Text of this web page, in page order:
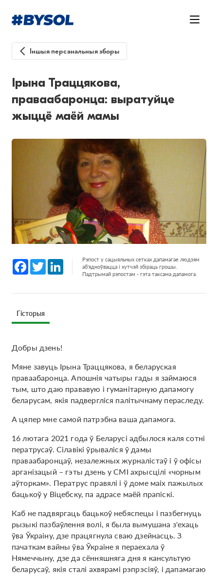
Іншыя персанальныя зборы
Ірына Траццякова,
праваабаронца: выратуйце
жыццё маёй мамы
Facebook
Twitter LinkedInРэпост у сацыяльных сетках дапамагае людзям
аб'ядноўвацца і хутчэй збіраць грошы.
Падтрымай рэпостам - гэта таксама дапамога.
Гісторыя
Добры дзень!
Мяне завуць Ірына Траццякова, я беларуская
праваабаронца. Апошнія чатыры гады я займаюся
тым, што даю прававую і гуманітарную дапамогу
беларусам, якія падвергліся палітычнаму пераследу.
А цяпер мне самой патрэбна ваша дапамога.
16 лютага 2021 года ў Беларусі адбылося каля сотні
ператрусаў. Сілавікі ўрываліся ў дамы
праваабаронцаў, незалежных журналістаў і ў офісы
арганізацый – гэты дзень у СМІ ахрысцілі «чорным
аўторкам». Ператрус правялі і ў доме маіх пажылых
бацькоў у Віцебску, па адрасе маёй прапіскі.
Каб не падвяргаць бацькоў небяспецы і пазбегнуць
рызыкі пазбаўлення волі, я была вымушана з'ехаць
ўва Ўкраіну, дзе працягнула сваю дзейнасць. З
пачаткам вайны ўва Ўкраіне я пераехала ў
Нямеччыну, дзе да сённяшняга дня я кансультую
беларусаў, якія сталі ахвярамі рэпрэсіяў, і дапамагаю